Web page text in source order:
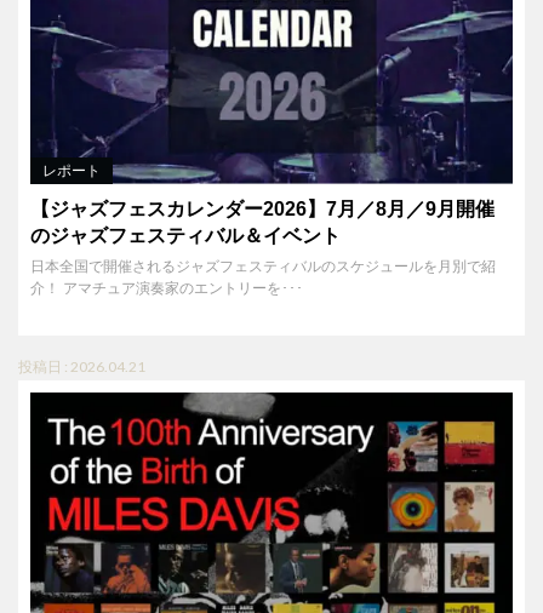
レポート
【ジャズフェスカレンダー2026】7月／8月／9月開催
のジャズフェスティバル＆イベント
日本全国で開催されるジャズフェスティバルのスケジュールを月別で紹
介！ アマチュア演奏家のエントリーを･･･
投稿日 : 2026.04.21